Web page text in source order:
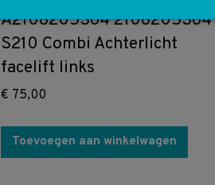
A2108205364 2108205364
S210 Combi Achterlicht
facelift links
€ 75,00
Toevoegen aan winkelwagen